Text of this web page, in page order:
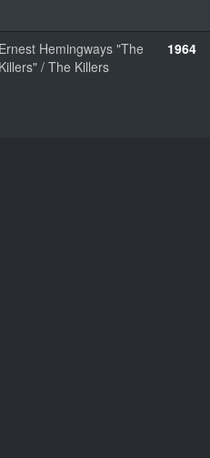
Ernest Hemingways "The
Killers" / The Killers
1964